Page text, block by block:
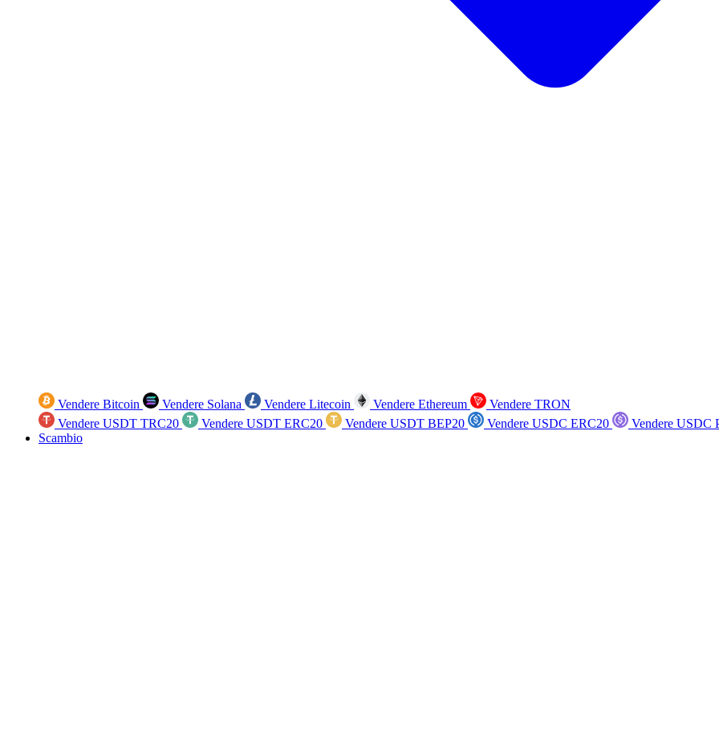
Vendere Bitcoin Vendere Solana Vendere Litecoin Vendere Ethereum
Vendere TRON
Vendere USDT TRC20
Vendere USDT ERC20 Vendere USDT BEP20 Vendere USDC ERC20
Vendere USDC
Scambio